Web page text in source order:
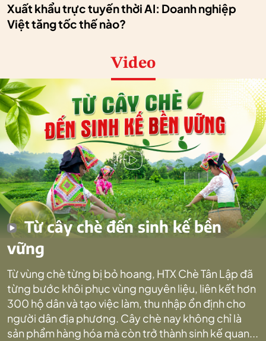
Xuất khẩu trực tuyến thời AI: Doanh nghiệp
Việt tăng tốc thế nào?
Video
Từ cây chè đến sinh kế bền
vững
Từ vùng chè từng bị bỏ hoang, HTX Chè Tân Lập đã
từng bước khôi phục vùng nguyên liệu, liên kết hơn
300 hộ dân và tạo việc làm, thu nhập ổn định cho
người dân địa phương. Cây chè nay không chỉ là
sản phẩm hàng hóa mà còn trở thành sinh kế quan...